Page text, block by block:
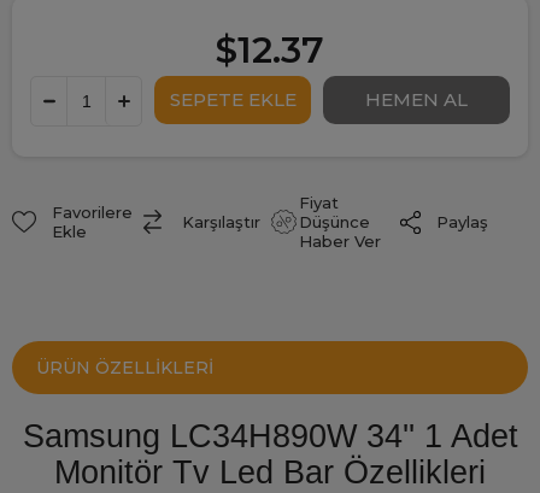
$12.37
Favorilere
Ekle
Karşılaştır
Fiyat
Düşünce
Haber Ver
Paylaş
ÜRÜN ÖZELLIKLERI
Samsung LC34H890W 34'' 1 Adet
Monitör Tv Led Bar Özellikleri